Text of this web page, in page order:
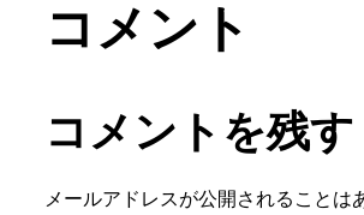
コメント
コメントを残す
メールアドレスが公開されることは